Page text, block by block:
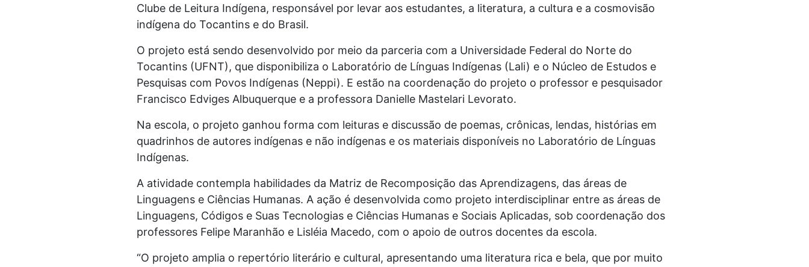
Clube de Leitura Indígena, responsável por levar aos estudantes, a literatura, a cultura e a cosmovisão
indígena do Tocantins e do Brasil.
O projeto está sendo desenvolvido por meio da parceria com a Universidade Federal do Norte do
Tocantins (UFNT), que disponibiliza o Laboratório de Línguas Indígenas (Lali) e o Núcleo de Estudos e
Pesquisas com Povos Indígenas (Neppi). E estão na coordenação do projeto o professor e pesquisador
Francisco Edviges Albuquerque e a professora Danielle Mastelari Levorato.
Na escola, o projeto ganhou forma com leituras e discussão de poemas, crônicas, lendas, histórias em
quadrinhos de autores indígenas e não indígenas e os materiais disponíveis no Laboratório de Línguas
Indígenas.
A atividade contempla habilidades da Matriz de Recomposição das Aprendizagens, das áreas de
Linguagens e Ciências Humanas. A ação é desenvolvida como projeto interdisciplinar entre as áreas de
Linguagens, Códigos e Suas Tecnologias e Ciências Humanas e Sociais Aplicadas, sob coordenação dos
professores Felipe Maranhão e Lisléia Macedo, com o apoio de outros docentes da escola.
“O projeto amplia o repertório literário e cultural, apresentando uma literatura rica e bela, que por muito